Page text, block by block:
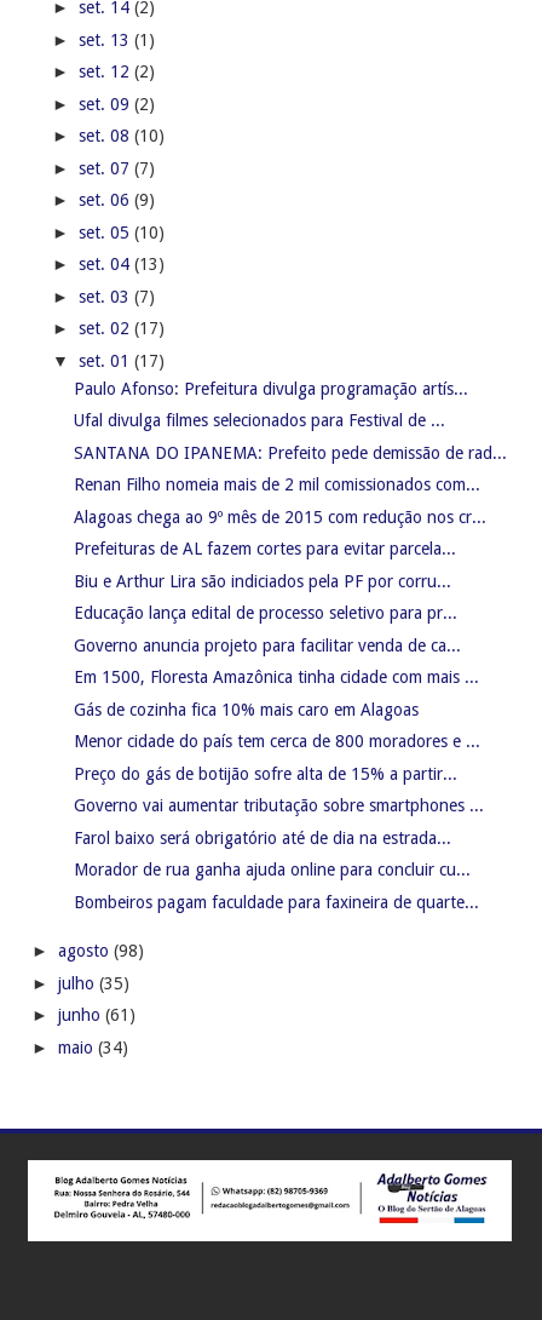
► set. 14 (2)
► set. 13 (1)
► set. 12 (2)
► set. 09 (2)
► set. 08 (10)
► set. 07 (7)
► set. 06 (9)
► set. 05 (10)
► set. 04 (13)
► set. 03 (7)
► set. 02 (17)
▼ set. 01 (17)
Paulo Afonso: Prefeitura divulga programação artís...
Ufal divulga filmes selecionados para Festival de ...
SANTANA DO IPANEMA: Prefeito pede demissão de rad...
Renan Filho nomeia mais de 2 mil comissionados com...
Alagoas chega ao 9º mês de 2015 com redução nos cr...
Prefeituras de AL fazem cortes para evitar parcela...
Biu e Arthur Lira são indiciados pela PF por corru...
Educação lança edital de processo seletivo para pr...
Governo anuncia projeto para facilitar venda de ca...
Em 1500, Floresta Amazônica tinha cidade com mais ...
Gás de cozinha fica 10% mais caro em Alagoas
Menor cidade do país tem cerca de 800 moradores e ...
Preço do gás de botijão sofre alta de 15% a partir...
Governo vai aumentar tributação sobre smartphones ...
Farol baixo será obrigatório até de dia na estrada...
Morador de rua ganha ajuda online para concluir cu...
Bombeiros pagam faculdade para faxineira de quarte...
► agosto (98)
► julho (35)
► junho (61)
► maio (34)